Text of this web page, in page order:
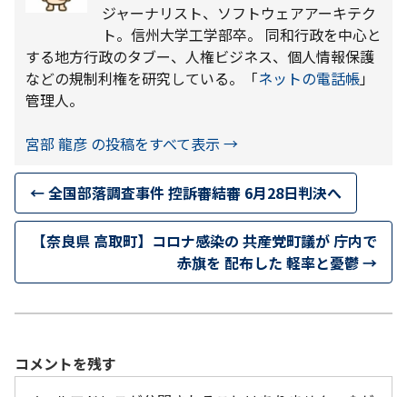
ジャーナリスト、ソフトウェアアーキテク
ト。信州大学工学部卒。 同和行政を中心と
する地方行政のタブー、人権ビジネス、個人情報保護
などの規制利権を研究している。「ネットの電話帳」
管理人。
宮部 龍彦 の投稿をすべて表示 →
←全国部落調査事件 控訴審結審 6月28日判決へ
【奈良県 高取町】コロナ感染の 共産党町議が 庁内で
赤旗を 配布した 軽率と憂鬱→
コメントを残す